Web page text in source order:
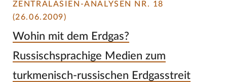
ZENTRALASIEN-ANALYSEN NR. 18
(26.06.2009)
Wohin mit dem Erdgas?
Russischsprachige Medien zum
turkmenisch-russischen Erdgasstreit